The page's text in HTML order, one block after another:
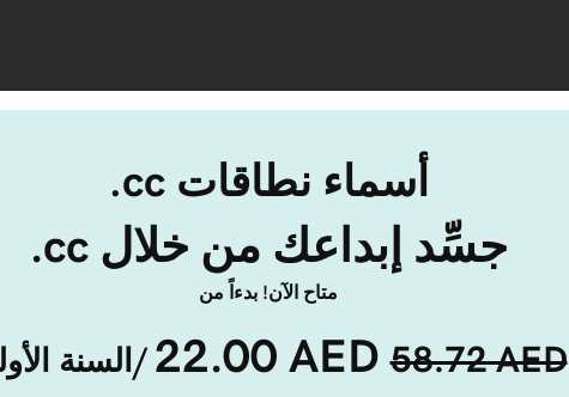
أسماء نطاقات ‎.cc
جسِّد إبداعك من خلال ‎.cc
متاح الآن! بدءاً من
58.72 AED
22.00 AED /السنة